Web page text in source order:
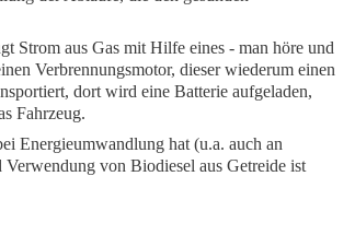
Strom aus Gas mit Hilfe eines - man höre und
Verbrennungsmotor, dieser wiederum einen
dort wird eine Batterie aufgeladen,
Fahrzeug.
Energieumwandlung hat (u.a. auch an
von Biodiesel aus Getreide ist